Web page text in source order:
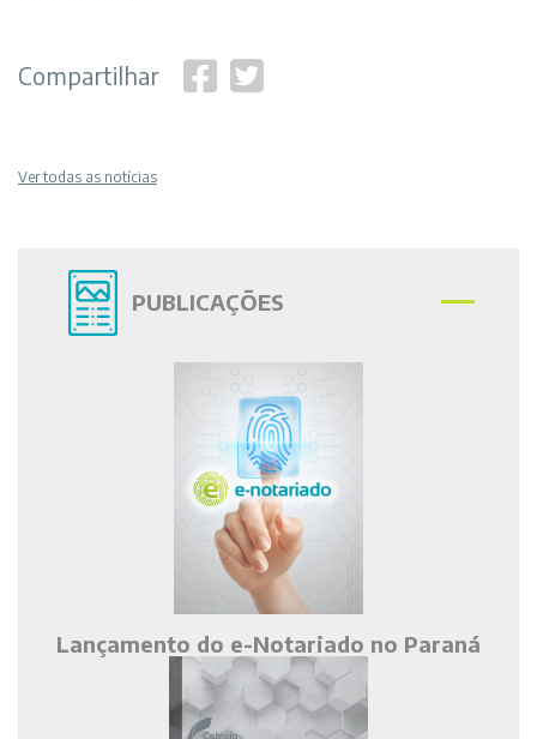
Compartilhar
Ver todas as notícias
PUBLICAÇÕES
Lançamento do e-Notariado no Paraná